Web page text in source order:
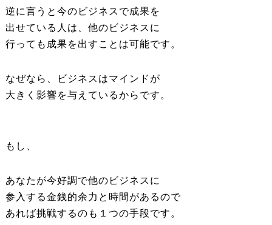
逆に言うと今のビジネスで成果を
出せている人は、他のビジネスに
行っても成果を出すことは可能です。
なぜなら、ビジネスはマインドが
大きく影響を与えているからです。
もし、
あなたが今好調で他のビジネスに
参入する金銭的余力と時間があるので
あれば挑戦するのも１つの手段です。